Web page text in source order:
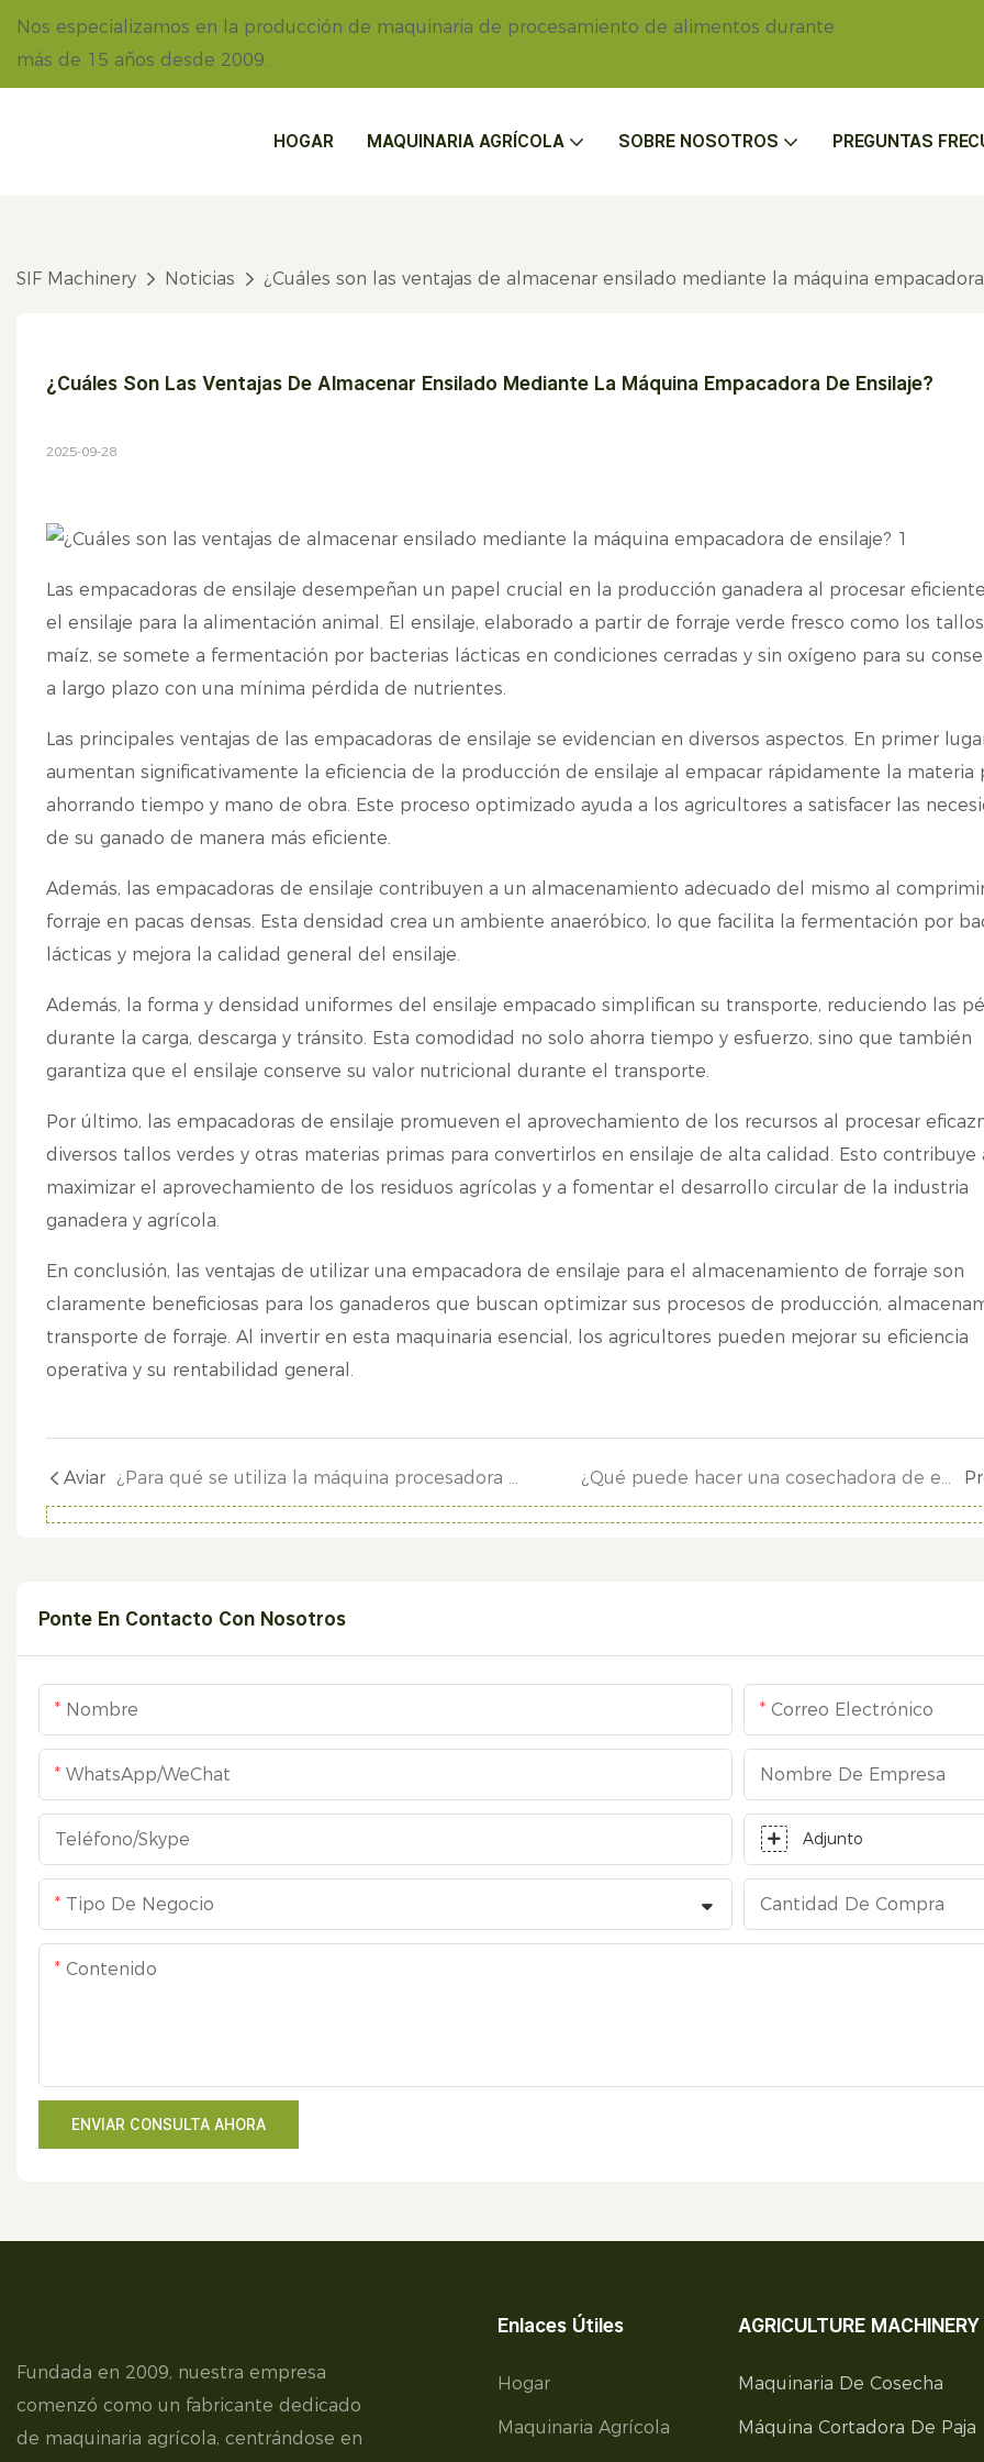
Nos especializamos en la producción de maquinaria de procesamiento de alimentos durante
más de 15 años desde 2009.
HOGAR MAQUINARIA AGRÍCOLA SOBRE NOSOTROS PREGUNTAS
SIF Machinery Noticias ¿Cuáles son las ventajas de almacenar ensilado mediante la máquina
¿Cuáles Son Las Ventajas De Almacenar Ensilado Mediante La Máquina Empacadora De Ensilaje?
2025-09-28
Las empacadoras de ensilaje desempeñan un papel crucial en la producción ganadera al procesar
el ensilaje para la alimentación animal. El ensilaje, elaborado a partir de forraje verde fresco como los
maíz, se somete a fermentación por bacterias lácticas en condiciones cerradas y sin oxígeno para su
a largo plazo con una mínima pérdida de nutrientes.
Las principales ventajas de las empacadoras de ensilaje se evidencian en diversos aspectos. En primer
aumentan significativamente la eficiencia de la producción de ensilaje al empacar rápidamente la materia
ahorrando tiempo y mano de obra. Este proceso optimizado ayuda a los agricultores a satisfacer las
de su ganado de manera más eficiente.
Además, las empacadoras de ensilaje contribuyen a un almacenamiento adecuado del mismo al
forraje en pacas densas. Esta densidad crea un ambiente anaeróbico, lo que facilita la fermentación por
lácticas y mejora la calidad general del ensilaje.
Además, la forma y densidad uniformes del ensilaje empacado simplifican su transporte, reduciendo las
durante la carga, descarga y tránsito. Esta comodidad no solo ahorra tiempo y esfuerzo, sino que también
garantiza que el ensilaje conserve su valor nutricional durante el transporte.
Por último, las empacadoras de ensilaje promueven el aprovechamiento de los recursos al procesar
diversos tallos verdes y otras materias primas para convertirlos en ensilaje de alta calidad. Esto contribuye
maximizar el aprovechamiento de los residuos agrícolas y a fomentar el desarrollo circular de la industria
ganadera y agrícola.
En conclusión, las ventajas de utilizar una empacadora de ensilaje para el almacenamiento de forraje son
claramente beneficiosas para los ganaderos que buscan optimizar sus procesos de producción,
transporte de forraje. Al invertir en esta maquinaria esencial, los agricultores pueden mejorar su eficiencia
operativa y su rentabilidad general.
Aviar ¿Para qué se utiliza la máquina procesadora de pellets de alimentación? ¿Qué puede hacer una cosechadora de ensilaje?
Ponte En Contacto Con Nosotros
Nombre Correo Electrónico
WhatsApp/WeChat Nombre De Empresa
Teléfono/skype Adjunto
Tipo De Negocio Cantidad De Compra
Contenido
ENVIAR CONSULTA AHORA
Fundada en 2009, nuestra empresa
comenzó como un fabricante dedicado
de maquinaria agrícola, centrándose en
Enlaces Útiles
Hogar
Maquinaria Agrícola
AGRICULTURE MACHINERY
Maquinaria De Cosecha
Máquina Cortadora De Paja